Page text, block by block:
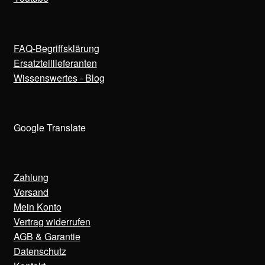
FAQ-Begriffsklärung
Ersatzteillieferanten
Wissenswertes - Blog
Google Translate
Zahlung
Versand
Mein Konto
Vertrag widerrufen
AGB & Garantie
Datenschutz